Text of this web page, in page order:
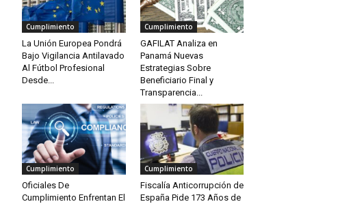
Cumplimiento
La Unión Europea Pondrá
Bajo Vigilancia Antilavado
Al Fútbol Profesional
Desde...
Cumplimiento
GAFILAT Analiza en
Panamá Nuevas
Estrategias Sobre
Beneficiario Final y
Transparencia...
Cumplimiento
Oficiales De
Cumplimiento Enfrentan El
Cumplimiento
Fiscalía Anticorrupción de
España Pide 173 Años de